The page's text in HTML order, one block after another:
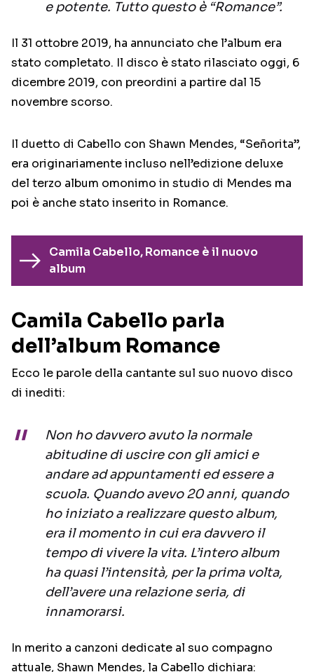
e potente. Tutto questo è “Romance”.
Il 31 ottobre 2019, ha annunciato che l’album era
stato completato. Il disco è stato rilasciato oggi, 6
dicembre 2019, con preordini a partire dal 15
novembre scorso.
Il duetto di Cabello con Shawn Mendes, “Señorita”,
era originariamente incluso nell’edizione deluxe
del terzo album omonimo in studio di Mendes ma
poi è anche stato inserito in Romance.
Camila Cabello, Romance è il nuovo
album
Camila Cabello parla
dell’album Romance
Ecco le parole della cantante sul suo nuovo disco
di inediti:
Non ho davvero avuto la normale
abitudine di uscire con gli amici e
andare ad appuntamenti ed essere a
scuola. Quando avevo 20 anni, quando
ho iniziato a realizzare questo album,
era il momento in cui era davvero il
tempo di vivere la vita. L’intero album
ha quasi l’intensità, per la prima volta,
dell’avere una relazione seria, di
innamorarsi.
In merito a canzoni dedicate al suo compagno
attuale, Shawn Mendes, la Cabello dichiara: